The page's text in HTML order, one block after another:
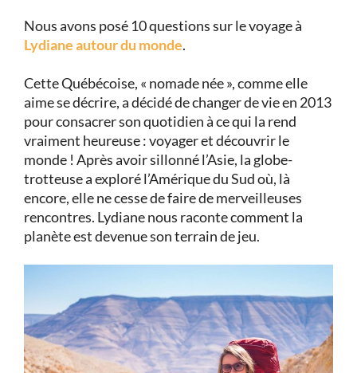
Nous avons posé 10 questions sur le voyage à
Lydiane autour du monde.
Cette Québécoise, « nomade née », comme elle
aime se décrire, a décidé de changer de vie en 2013
pour consacrer son quotidien à ce qui la rend
vraiment heureuse : voyager et découvrir le
monde ! Après avoir sillonné l’Asie, la globe-
trotteuse a exploré l’Amérique du Sud où, là
encore, elle ne cesse de faire de merveilleuses
rencontres. Lydiane nous raconte comment la
planète est devenue son terrain de jeu.